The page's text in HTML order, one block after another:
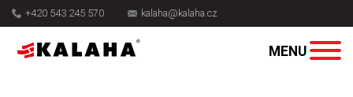
+420 543 245 570 kalaha@kalaha.cz